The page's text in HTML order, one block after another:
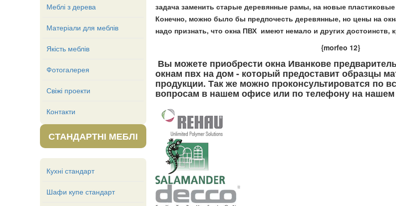
Меблі з дерева
Матеріали для меблів
Якість меблів
Фотогалерея
Свіжі проекти
Контакти
СТАНДАРТНІ МЕБЛІ
Кухні стандарт
Шафи купе стандарт
задача заменить старые деревянные рамы, на новые пластиковые
Конечно, можно было бы предпочесть деревянные, но цены на
надо признать, что окна ПВХ имеют немало и других достоинств,
{morfeo 12}
Вы можете приобрести окна Иванкове
окнам пвх на дом - который предоставит образцы
продукции. Так же можно проконсультироватся по
вопросам в нашем офисе или по телефону на нашем